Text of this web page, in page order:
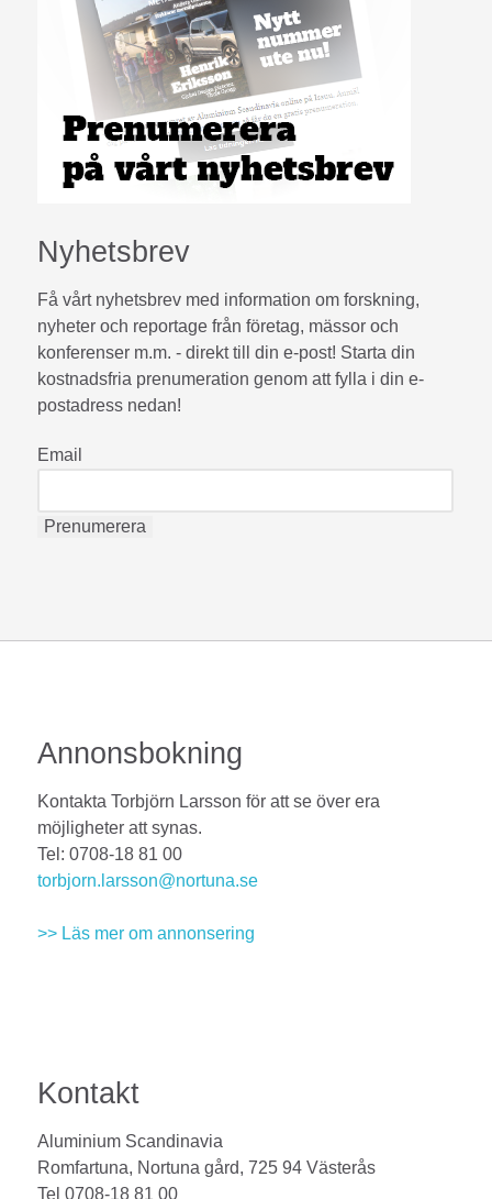
Nyhetsbrev
Få vårt nyhetsbrev med information om forskning,
nyheter och reportage från företag, mässor och
konferenser m.m. - direkt till din e-post! Starta din
kostnadsfria prenumeration genom att fylla i din e-
postadress nedan!
Email
Annonsbokning
Kontakta Torbjörn Larsson för att se över era
möjligheter att synas.
Tel: 0708-18 81 00
torbjorn.larsson@nortuna.se
>> Läs mer om annonsering
Kontakt
Aluminium Scandinavia
Romfartuna, Nortuna gård, 725 94 Västerås
Tel 0708-18 81 00